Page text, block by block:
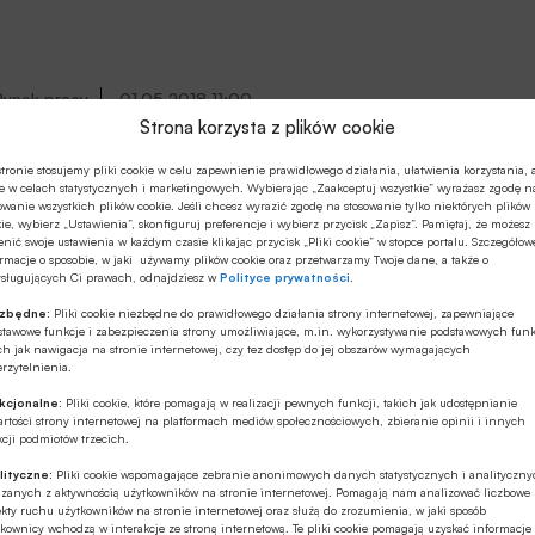
Strona korzysta z plików cookie
stosujemy pliki cookie w celu zapewnienie prawidłowego działania, ułatwienia korzystania, a
w celach statystycznych i marketingowych. Wybierając „Zaakceptuj wszystkie” wyrażasz zgodę
wszystkich plików cookie. Jeśli chcesz wyrazić zgodę na stosowanie tylko niektórych plików
wybierz „Ustawienia”, skonfiguruj preferencje i wybierz przycisk „Zapisz”. Pamiętaj, że możesz
swoje ustawienia w każdym czasie klikając przycisk „Pliki cookie” w stopce portalu.
o sposobie, w jaki używamy plików cookie oraz przetwarzamy Twoje dane, a także o
Ci prawach, odnajdziesz wPolityce prywatności
Pliki cookie niezbędne do prawidłowego działania strony internetowej, zapewniające
funkcje i zabezpieczenia strony umożliwiające, m.in. wykorzystywanie podstawowych
jak nawigacja na stronie internetowej, czy tez dostęp do jej obszarów wymagających
Pliki cookie, które pomagają w realizacji pewnych funkcji, takich jak udostępnianie
strony internetowej na platformach mediów społecznościowych, zbieranie opinii i innych
podmiotów trzecich.
Pliki cookie wspomagające zebranie anonimowych danych statystycznych i
z aktywnością użytkowników na stronie internetowej. Pomagają nam analizować liczbowe
ruchu użytkowników na stronie internetowej oraz służą do zrozumienia, w jaki sposób
wchodzą w interakcje ze stroną internetową. Te pliki cookie pomagają uzyskać informacje
pracy 01.05.2018 11:00
Majówka: trudny czas dla pracodawców
ekonomistów
majówkowe są już stałym elementem w
coraz większej grupy Polaków. To co dla
jest błogosławieństwem, dla firm bywa
problemem. Zdaniem części ekonomistów, długi
nie pozostaje też bez wpływu na kluczowe
makroekonomiczne.
biznes rowerowy: polskie firmy w
kondycji finansowej
Polsce lepiej handlować rowerami i sprzętem